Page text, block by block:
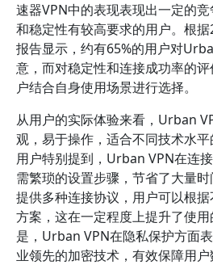
速器VPN中的表现表现出一定的
和稳定性有较高要求的用户。根
报告显示，约有65%的用户对
意，而对稳定性和连接成功率的
户结合自身使用场景进行选择。
从用户的实际体验来看，Urban
观，易于操作，适合不同技术水
用户特别提到，Urban VPN在连
需繁琐的设置步骤，节省了大量
提供多种连接协议，用户可以根
方案，这在一定程度上提升了使
是，Urban VPN在隐私保护方面
业领先的加密技术，有效保障用